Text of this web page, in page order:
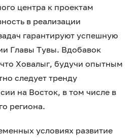
центра к проектам
в реализации
гарантируют успешную
Главы Тувы. Вдобавок
Ховалыг, будучи опытным
следует тренду
на Восток, в том числе в
региона.
условиях развитие